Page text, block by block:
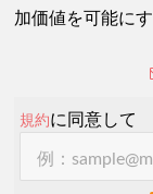
加価値を可能に
規約に同意して